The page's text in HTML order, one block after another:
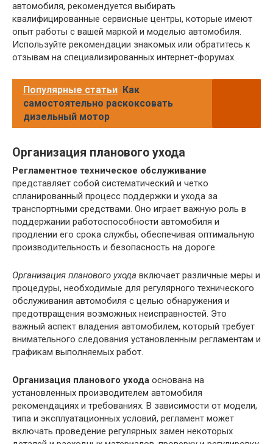
автомобиля, рекомендуется выбирать
квалифицированные сервисные центры, которые имеют
опыт работы с вашей маркой и моделью автомобиля.
Используйте рекомендации знакомых или обратитесь к
отзывам на специализированных интернет-форумах.
Популярные статьи Как
самостоятельно раскоксовать
дизельный мотор
Организация планового ухода
Регламентное техническое обслуживание
представляет собой систематический и четко
спланированный процесс поддержки и ухода за
транспортными средствами. Оно играет важную роль в
поддержании работоспособности автомобиля и
продлении его срока службы, обеспечивая оптимальную
производительность и безопасность на дороге.
Организация планового ухода включает различные меры и
процедуры, необходимые для регулярного технического
обслуживания автомобиля с целью обнаружения и
предотвращения возможных неисправностей. Это
важный аспект владения автомобилем, который требует
внимательного следования установленным регламентам и
графикам выполняемых работ.
Организация планового ухода основана на
установленных производителем автомобиля
рекомендациях и требованиях. В зависимости от модели,
типа и эксплуатационных условий, регламент может
включать проведение регулярных замен некоторых